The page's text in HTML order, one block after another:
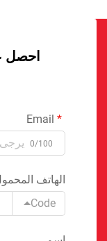
احصل
0/100
الهاتف
Code